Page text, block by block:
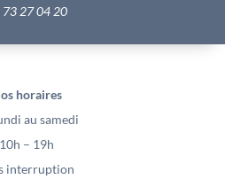
73 27 04 20
horaires
au samedi
10h – 19h
interruption